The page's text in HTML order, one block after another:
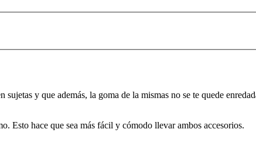
y que además, la goma de la mismas no se te quede
Esto hace que sea más fácil y cómodo llevar ambos accesorios.